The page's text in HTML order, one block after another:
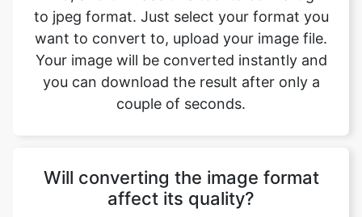
you can download the result after only a
couple of seconds.
Will converting the image format
format does not affect the quality in any
way. The fromat will have the same quality